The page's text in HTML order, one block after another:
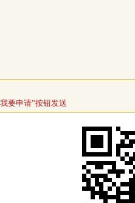
要申请”按钮发送